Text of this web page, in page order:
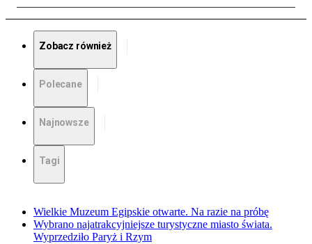
Zobacz również
Polecane
Najnowsze
Tagi
Wielkie Muzeum Egipskie otwarte. Na razie na próbę
Wybrano najatrakcyjniejsze turystyczne miasto świata.
Wyprzedziło Paryż i Rzym